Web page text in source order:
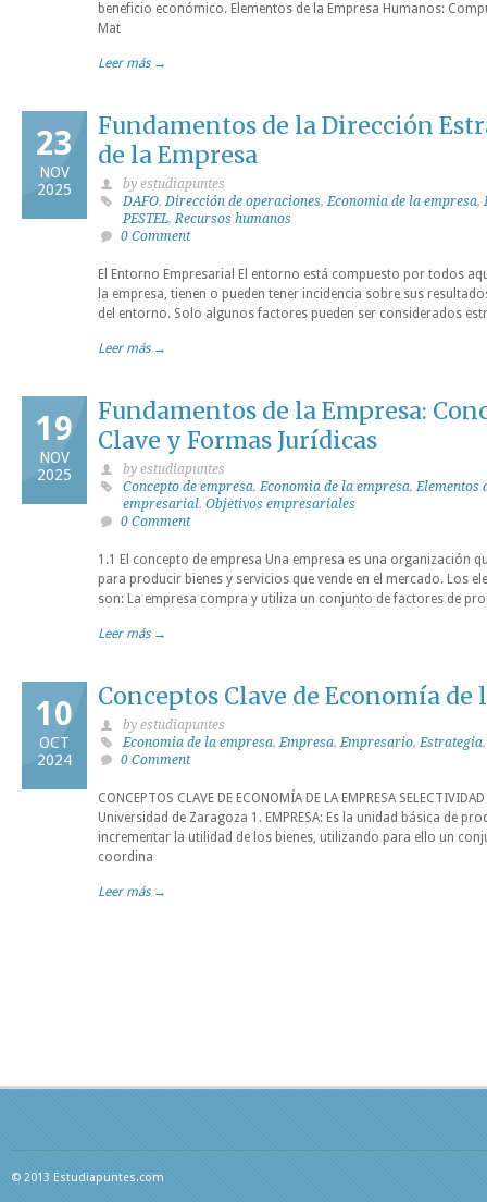
beneficio económico. Elementos de la Empresa Humanos:
Mat
Leer más →
23
NOV
2025
Fundamentos de la Dirección
de la Empresa
by estudiapuntes
DAFO,Dirección de operaciones,Economia de la empresa,
PESTEL,Recursos humanos
0 Comment
El Entorno Empresarial El entorno está compuesto por todos
la empresa, tienen o pueden tener incidencia sobre sus
del entorno. Solo algunos factores pueden ser considerados
Leer más →
19
NOV
2025
Fundamentos de la Empresa:
Clave y Formas Jurídicas
by estudiapuntes
Concepto de empresa,Economia de la empresa,Elementos
empresarial, Objetivos empresariales
0 Comment
1.1 El concepto de empresa Una empresa es una organización
para producir bienes y servicios que vende en el mercado. Los
son: La empresa compra y utiliza un conjunto de factores de
Leer más →
10
OCT
2024
Conceptos Clave de Economía de
by estudiapuntes
Economia de la empresa,Empresa,Empresario,Estrategia
0 Comment
CONCEPTOS CLAVE DE ECONOMÍA DE LA EMPRESA
Universidad de Zaragoza 1. EMPRESA: Es la unidad básica de
incrementar la utilidad de los bienes, utilizando para ello un
coordina
Leer más →
© 2013 Estudiapuntes.com